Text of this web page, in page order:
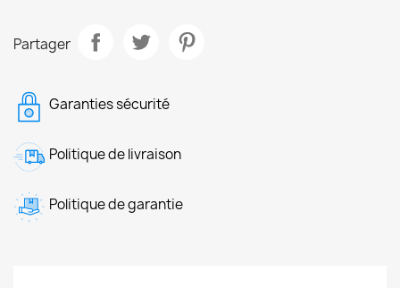
Partager
Garanties sécurité
Politique de livraison
Politique de garantie